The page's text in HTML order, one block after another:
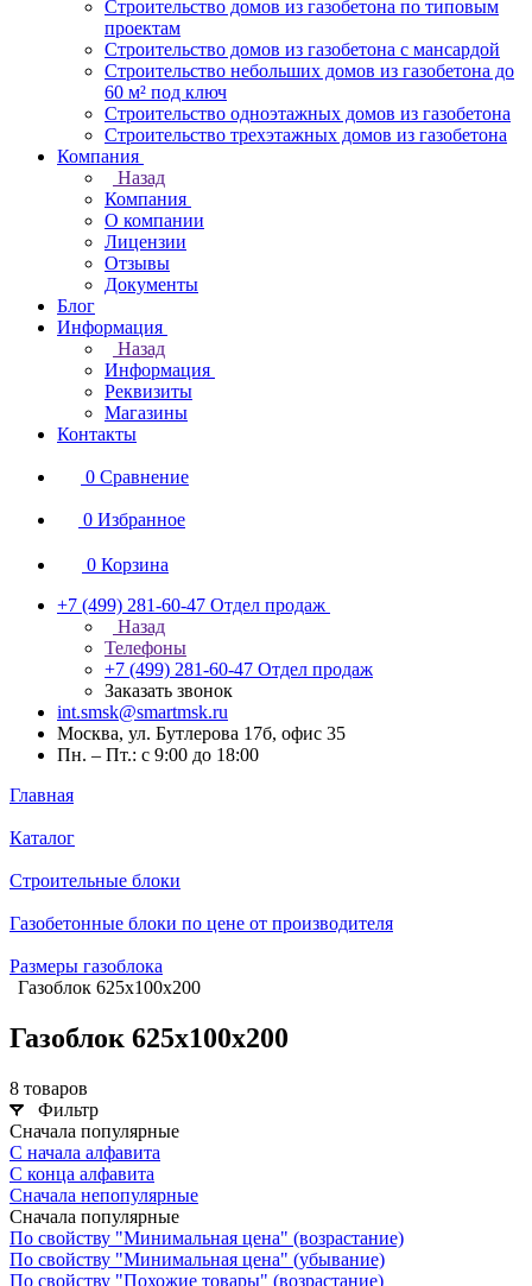
Строительство домов из газобетона по типовым
проектам
Строительство домов из газобетона с мансардой
Строительство небольших домов из газобетона до
60 м² под ключ
Строительство одноэтажных домов из газобетона
Строительство трехэтажных домов из газобетона
Компания
Назад
Компания
О компании
Лицензии
Отзывы
Документы
Блог
Информация
Назад
Информация
Реквизиты
Магазины
Контакты
0 Сравнение
0 Избранное
0 Корзина
+7 (499) 281-60-47 Отдел продаж
Назад
Телефоны
+7 (499) 281-60-47 Отдел продаж
Заказать звонок
int.smsk@smartmsk.ru
Москва, ул. Бутлерова 17б, офис 35
Пн. – Пт.: с 9:00 до 18:00
Главная
Каталог
Строительные блоки
Газобетонные блоки по цене от производителя
Размеры газоблока
Газоблок 625х100х200
Газоблок 625х100х200
8 товаров
Фильтр
Сначала популярные
С начала алфавита
С конца алфавита
Сначала непопулярные
Сначала популярные
По свойству "Минимальная цена" (возрастание)
По свойству "Минимальная цена" (убывание)
По свойству "Похожие товары" (возрастание)